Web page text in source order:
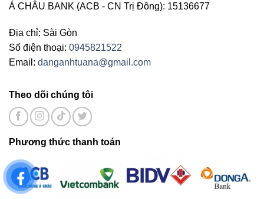
Á CHÂU BANK (ACB - CN Trị Đông): 15136677
Địa chỉ: Sài Gòn
Số điện thoại: 0945821522
Email: danganhtuana@gmail.com
Theo dõi chúng tôi
Phương thức thanh toán